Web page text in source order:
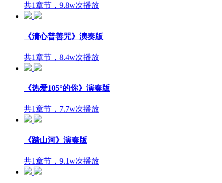
共1章节，9.8w次播放
《清心普善咒》演奏版
共1章节，8.4w次播放
《热爱105°的你》演奏版
共1章节，7.7w次播放
《踏山河》演奏版
共1章节，9.1w次播放